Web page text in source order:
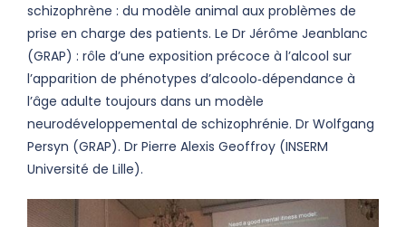
schizophrène : du modèle animal aux problèmes de
prise en charge des patients. Le Dr Jérôme Jeanblanc
(GRAP) : rôle d’une exposition précoce à l’alcool sur
l’apparition de phénotypes d’alcoolo‐dépendance à
l’âge adulte toujours dans un modèle
neurodéveloppemental de schizophrénie. Dr Wolfgang
Persyn (GRAP). Dr Pierre Alexis Geoffroy (INSERM
Université de Lille).